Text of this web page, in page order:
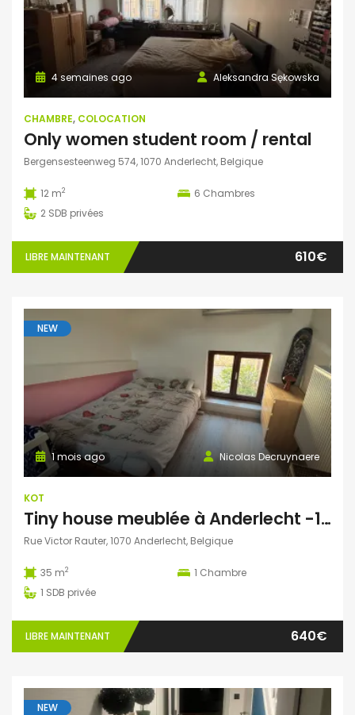
Aleksandra Sękowska
4 semaines ago
CHAMBRE, COLOCATION
Only women student room / rental
Bergensesteenweg 574, 1070 Anderlecht, Belgique
12 m2 6 Chambres
2 SDB privées
LIBRE MAINTENANT 610€
NEW
Nicolas Decruynaere
1 mois ago
KOT
Tiny house meublée à Anderlecht -15 minutes d’Erasme, CERIA. Proximité métro ligne 5 (saint Guidon)
Rue Victor Rauter, 1070 Anderlecht, Belgique
35 m2 1 Chambre
1 SDB privée
LIBRE MAINTENANT 640€
NEW